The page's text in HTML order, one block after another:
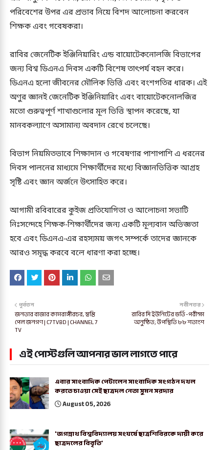
পরিবেশের উপর এর প্রভাব নিয়ে বিশদ আলোচনা করবেন
শিক্ষক এবং গবেষকরা।
রাবির জেনেটিক ইঞ্জিনিয়ারিং এন্ড বায়োটেকনোলজি বিভাগের
জন্য বিশ্ব ডিএনএ দিবস একটি বিশেষ তাৎপর্য বহন করে।
ডিএনএ হলো জীবনের মৌলিক ভিত্তি এবং বংশগতির ধারক। এই
অণুর জ্ঞানই জেনেটিক ইঞ্জিনিয়ারিং এবং বায়োটেকনোলজির
মতো গুরুত্বপূর্ণ শাখাগুলোর মূল ভিত্তি স্থাপন করেছে, যা
মানবকল্যাণে অসামান্য অবদান রেখে চলেছে।
বিভাগ নিয়মিতভাবে শিক্ষাদান ও গবেষণার পাশাপাশি এ ধরনের
দিবস পালনের মাধ্যমে শিক্ষার্থীদের মধ্যে বিজ্ঞানভিত্তিক আগ্রহ
সৃষ্টি এবং জ্ঞান অর্জনে উৎসাহিত করে।
আগামী রবিবারের কুইজ প্রতিযোগিতা ও আলোচনা সভাটি
নিঃসন্দেহে শিক্ষক-শিক্ষার্থীদের জন্য একটি মূল্যবান অভিজ্ঞতা
হবে এবং ডিএনএ-এর রহস্যময় জগৎ সম্পর্কে তাদের জ্ঞানকে
আরও সমৃদ্ধ করবে বলে ধারণা করা হচ্ছে।
নবীনতর
রাবির সি ইউনিটের ভর্তি-পরীক্ষা
অনুষ্ঠিত; উপস্থিতি ৮৮ শতাংশ
পূর্বতন
জনতার বাজার কামরাঙ্গীরচর, স্বস্তি
পেল জনগণ | C7TVBD | CHANNEL 7
TV
এই পোস্টগুলি আপনার ভাল লাগতে পারে
এবার সাংবাদিক পেটালেন সাংবাদিক সংগঠন দখল
করতে চাওয়া সেই ছাত্রদল নেতা সুমন সরদার
August 05, 2026
'জগন্নাথ বিশ্ববিদ্যালয় সংঘর্ষে ছাত্রশিবিরকে দায়ী করে
ছাত্রদলের বিবৃতি'